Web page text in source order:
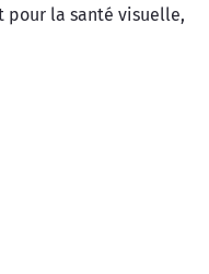
pour la santé visuelle,